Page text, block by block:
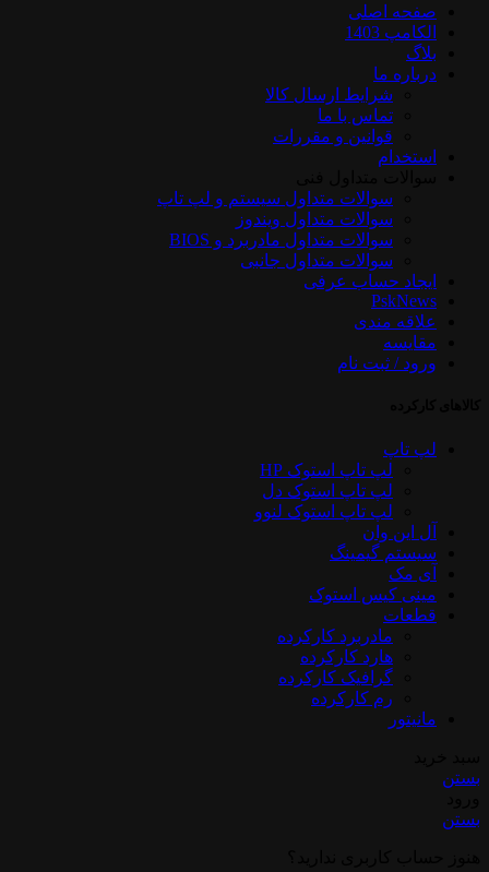
صفحه اصلی
الکامپ 1403
بلاگ
درباره ما
شرایط ارسال کالا
تماس با ما
قوانین و مقررات
استخدام
سوالات متداول سیستم و لپ تاپ
سوالات متداول ویندوز
سوالات متداول مادربرد و BIOS
سوالات متداول جانبی
ایجاد حساب عرفی
PskNews
علاقه مندی
مقایسه
ورود / ثبت نام
لپ تاپ
لپ تاپ استوک HP
لپ تاپ استوک دل
لپ تاپ استوک لنوو
آل این وان
سیستم گیمینگ
آی مک
مینی کیس استوک
قطعات
مادربرد کارکرده
هارد کارکرده
گرافیک کارکرده
رم کارکرده
مانیتور
بستن
بستن